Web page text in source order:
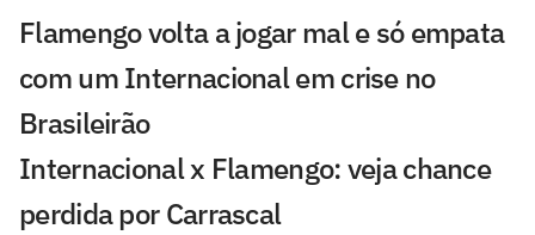
Flamengo volta a jogar mal e só empata
com um Internacional em crise no
Brasileirão
Internacional x Flamengo: veja chance
perdida por Carrascal